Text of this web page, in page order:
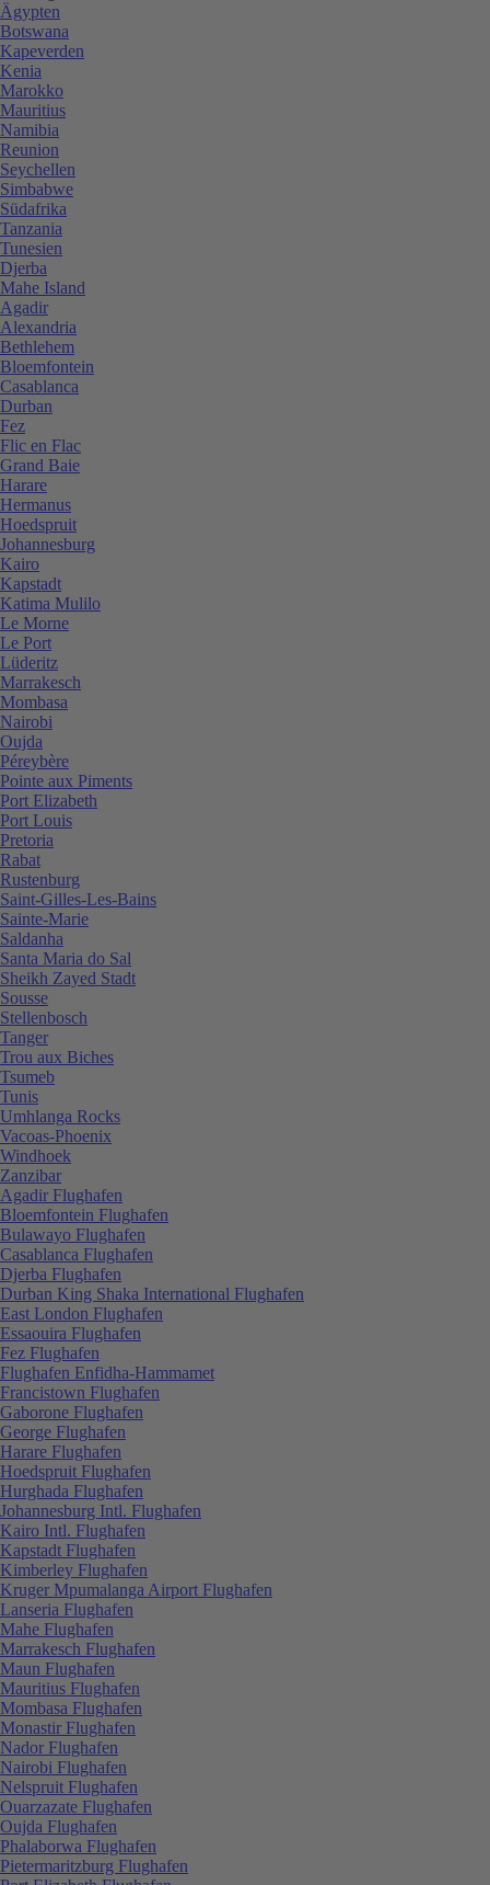
Ägypten
Botswana
Kapeverden
Kenia
Marokko
Mauritius
Namibia
Reunion
Seychellen
Simbabwe
Südafrika
Tanzania
Tunesien
Djerba
Mahe Island
Agadir
Alexandria
Bethlehem
Bloemfontein
Casablanca
Durban
Fez
Flic en Flac
Grand Baie
Harare
Hermanus
Hoedspruit
Johannesburg
Kairo
Kapstadt
Katima Mulilo
Le Morne
Le Port
Lüderitz
Marrakesch
Mombasa
Nairobi
Oujda
Péreybère
Pointe aux Piments
Port Elizabeth
Port Louis
Pretoria
Rabat
Rustenburg
Saint-Gilles-Les-Bains
Sainte-Marie
Saldanha
Santa Maria do Sal
Sheikh Zayed Stadt
Sousse
Stellenbosch
Tanger
Trou aux Biches
Tsumeb
Tunis
Umhlanga Rocks
Vacoas-Phoenix
Windhoek
Zanzibar
Agadir Flughafen
Bloemfontein Flughafen
Bulawayo Flughafen
Casablanca Flughafen
Djerba Flughafen
Durban King Shaka International Flughafen
East London Flughafen
Essaouira Flughafen
Fez Flughafen
Flughafen Enfidha-Hammamet
Francistown Flughafen
Gaborone Flughafen
George Flughafen
Harare Flughafen
Hoedspruit Flughafen
Hurghada Flughafen
Johannesburg Intl. Flughafen
Kairo Intl. Flughafen
Kapstadt Flughafen
Kimberley Flughafen
Kruger Mpumalanga Airport Flughafen
Lanseria Flughafen
Mahe Flughafen
Marrakesch Flughafen
Maun Flughafen
Mauritius Flughafen
Mombasa Flughafen
Monastir Flughafen
Nador Flughafen
Nairobi Flughafen
Nelspruit Flughafen
Ouarzazate Flughafen
Oujda Flughafen
Phalaborwa Flughafen
Pietermaritzburg Flughafen